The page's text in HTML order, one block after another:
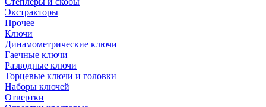
Экстракторы
Прочее
Ключи
Динамометрические ключи
Гаечные ключи
Разводные ключи
Торцевые ключи и головки
Наборы ключей
Отвертки